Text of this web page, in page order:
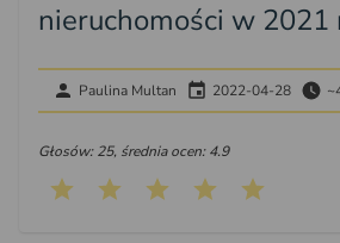
nieruchomości w 2021
Paulina Multan 2022-04-28
Głosów: 25, średnia ocen: 4.9